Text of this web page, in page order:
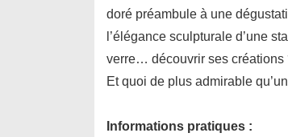
doré préambule à une
l’élégance sculpturale d’une
verre… découvrir ses créations
Et quoi de plus admirable
Informations pratiques :